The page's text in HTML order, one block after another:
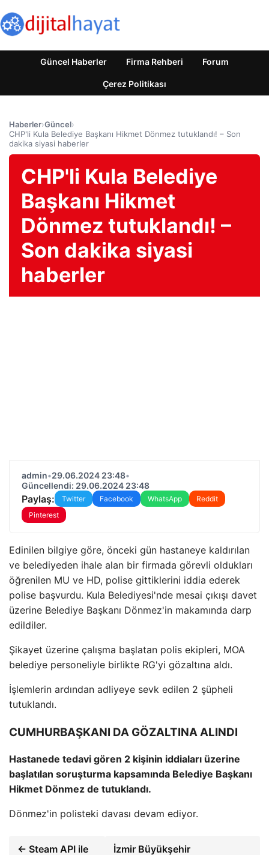
Güncel Haberler Firma Rehberi Forum
Çerez Politikası
Haberler›Güncel›
CHP'li Kula Belediye Başkanı Hikmet Dönmez tutuklandı! – Son
dakika siyasi haberler
CHP'li Kula Belediye
Başkanı Hikmet
Dönmez tutuklandı! –
Son dakika siyasi
haberler
admin•29.06.2024 23:48•
Güncellendi: 29.06.2024 23:48
Paylaş: Twitter Facebook WhatsApp
Reddit
Pinterest
Edinilen bilgiye göre, önceki gün hastaneye kaldırılan
ve belediyeden ihale alan bir firmada görevli oldukları
öğrenilen MU ve HD, polise gittiklerini iddia ederek
polise başvurdu. Kula Belediyesi'nde mesai çıkışı davet
üzerine Belediye Başkanı Dönmez'in makamında darp
edildiler.
Şikayet üzerine çalışma başlatan polis ekipleri, MOA
belediye personeliyle birlikte RG'yi gözaltına aldı.
İşlemlerin ardından adliyeye sevk edilen 2 şüpheli
tutuklandı.
CUMHURBAŞKANI DA GÖZALTINA ALINDI
Hastanede tedavi gören 2 kişinin iddiaları üzerine
başlatılan soruşturma kapsamında Belediye Başkanı
Hikmet Dönmez de tutuklandı.
Dönmez'in polisteki davası devam ediyor.
← Steam API ile
İzmir Büyükşehir